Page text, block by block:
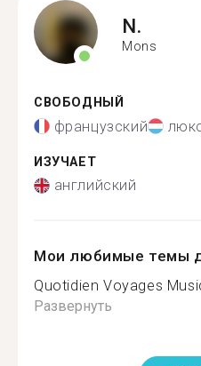
N.
Mons
СВОБОДНЫЙ
французский
ИЗУЧАЕТ
английский
Мои любимые темы
Quotidien Voyages
Развернуть